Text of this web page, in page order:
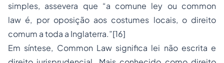
simples, assevera que “a comune ley ou common
law é, por oposição aos costumes locais, o direito
comum a toda a Inglaterra.”[16]
Em síntese, Common Law significa lei não escrita e